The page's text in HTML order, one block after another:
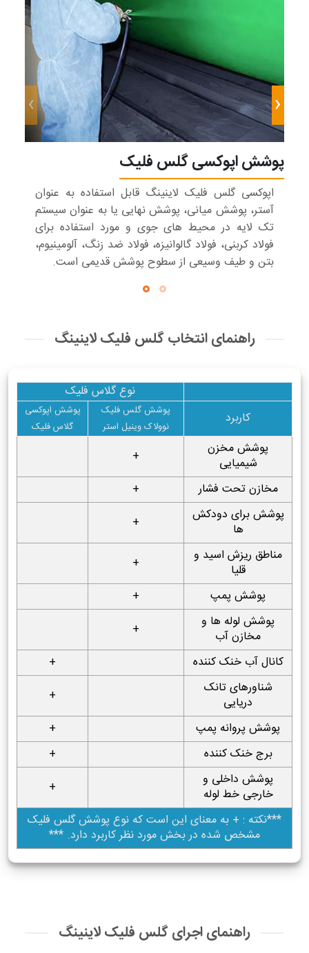
پوشش اپوکسی گلس فلیک
اپوکسی گلس فلیک لاینینگ قابل استفاده به عنوان
آستر، پوشش میانی، پوشش نهایی یا به عنوان سیستم
تک لایه در محیط های جوی و مورد استفاده برای
فولاد کربنی، فولاد گالوانیزه، فولاد ضد زنگ، آلومینیوم،
بتن و طیف وسیعی از سطوح پوشش قدیمی است.
‹
›
راهنمای انتخاب گلس فلیک لاینینگ
نوع گلاس فلیک
کاربرد
پوشش گلس فلیک
نوولاک وینیل استر
پوشش اپوکسی
گلاس فلیک
پوشش مخزن
شیمیایی
+
مخازن تحت فشار
+
پوشش برای دودکش
ها
+
مناطق ریزش اسید و
قلیا
+
پوشش پمپ
+
پوشش لوله ها و
مخازن آب
+
کانال آب خنک کننده
+
شناورهای تانک
دریایی
+
پوشش پروانه پمپ
+
برج خنک کننده
+
پوشش داخلی و
خارجی خط لوله
+
***نکته : + به معنای این است که نوع پوشش گلس فلیک
مشخص شده در بخش مورد نظر کاربرد دارد. ***
راهنمای اجرای گلس فلیک لاینینگ